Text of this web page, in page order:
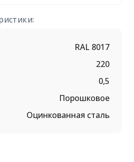
RAL 8017
220
0,5
Порошковое
Оцинкованная сталь